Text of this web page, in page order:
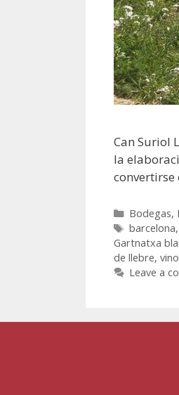
Can Suriol
la
convertirse
Bodegas,
barcelona,
Gartnatxa
de llebre,
Leave a